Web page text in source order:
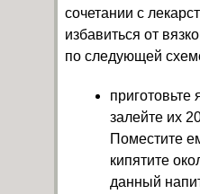
сочетании с
избавиться от
по следующей
приготовьте
залейте их
Поместите
кипятите
данный